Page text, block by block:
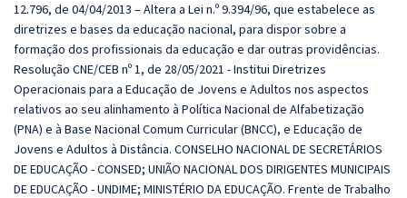
12.796, de 04/04/2013 – Altera a Lei n.º 9.394/96, que estabelece as
diretrizes e bases da educação nacional, para dispor sobre a
formação dos profissionais da educação e dar outras providências.
Resolução CNE/CEB nº 1, de 28/05/2021 - Institui Diretrizes
Operacionais para a Educação de Jovens e Adultos nos aspectos
relativos ao seu alinhamento à Política Nacional de Alfabetização
(PNA) e à Base Nacional Comum Curricular (BNCC), e Educação de
Jovens e Adultos à Distância. CONSELHO NACIONAL DE SECRETÁRIOS
DE EDUCAÇÃO - CONSED; UNIÃO NACIONAL DOS DIRIGENTES MUNICIPAIS
DE EDUCAÇÃO - UNDIME; MINISTÉRIO DA EDUCAÇÃO. Frente de Trabalho